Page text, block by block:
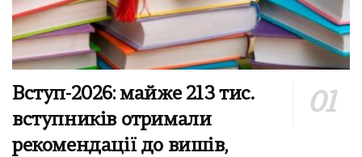
Вступ-2026: майже 213 тис.
вступників отримали
рекомендації до вишів,